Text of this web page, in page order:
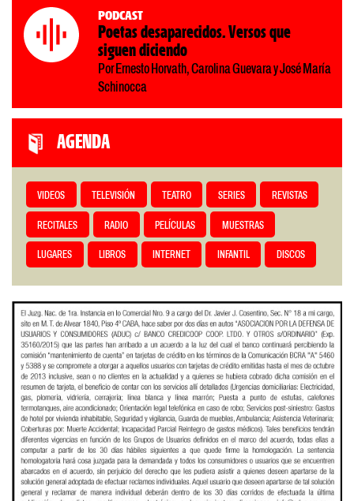
Podcast
Poetas desaparecidos. Versos que
siguen diciendo
Por Ernesto Horvath, Carolina Guevara y José María
Schinocca
AGENDA
VIDEOS TELEVISIÓN TEATRO SERIES REVISTAS
RECITALES RADIO PELÍCULAS MUESTRAS
LUGARES LIBROS INTERNET INFANTIL DISCOS